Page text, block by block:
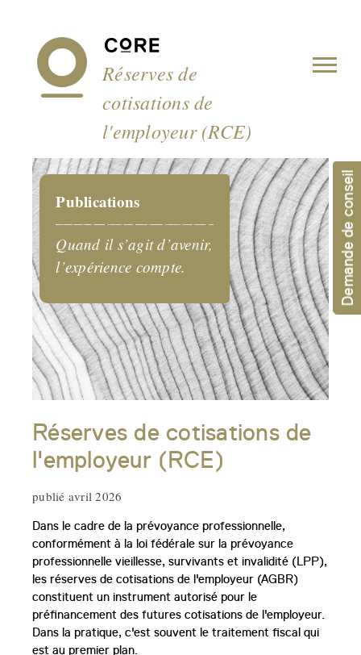
Réserves de
cotisations de
l'employeur (RCE)
Publications
Quand il s’agit d’avenir,
l’expérience compte.
Réserves de cotisations de
l'employeur (RCE)
publié avril 2026
Dans le cadre de la prévoyance professionnelle,
conformément à la loi fédérale sur la prévoyance
professionnelle vieillesse, survivants et invalidité (LPP),
les réserves de cotisations de l'employeur (AGBR)
constituent un instrument autorisé pour le
préfinancement des futures cotisations de l'employeur.
Dans la pratique, c'est souvent le traitement fiscal qui
est au premier plan.
Demande de conseil